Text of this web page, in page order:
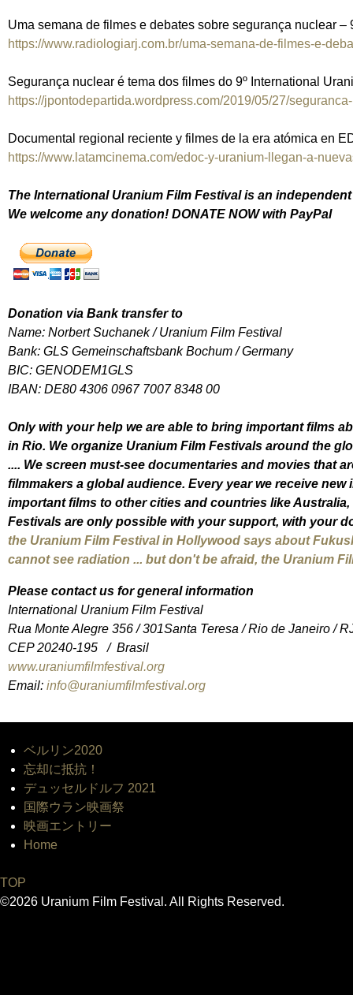
Uma semana de filmes e debates sobre segurança nuclear
https://www.radiologiarj.com.br/uma-semana-de-filmes-e-
Segurança nuclear é tema dos filmes do 9º International
https://jpontodepartida.wordpress.com/2019/05/27/
Documental regional reciente y filmes de la era atómica en
https://www.latamcinema.com/edoc-y-uranium-llegan-a-
The International Uranium Film Festival is an
We welcome any donation! DONATE NOW with PayPal
Donation via Bank transfer to
Name: Norbert Suchanek / Uranium Film Festival
Bank: GLS Gemeinschaftsbank Bochum / Germany
BIC: GENODEM1GLS
IBAN: DE80 4306 0967 7007 8348 00
Only with your help we are able to bring important films
in Rio. We organize Uranium Film Festivals around the
.... We screen must-see documentaries and movies that
filmmakers a global audience. Every year we receive
important films to other cities and countries like
Festivals are only possible with your support, with your
the Uranium Film Festival in Hollywood says about
cannot see radiation ... but don't be afraid, the Uranium
Please contact us for general information
International Uranium Film Festival
Rua Monte Alegre 356 / 301Santa Teresa / Rio de Janeiro /
CEP 20240-195 / Brasil
www.uraniumfilmfestival.org
Email: info@uraniumfilmfestival.org
ベルリン2020
忘却に抵抗！
デュッセルドルフ 2021
国際ウラン映画祭
映画エントリー
Home
TOP
©2026 Uranium Film Festival. All Rights Reserved.